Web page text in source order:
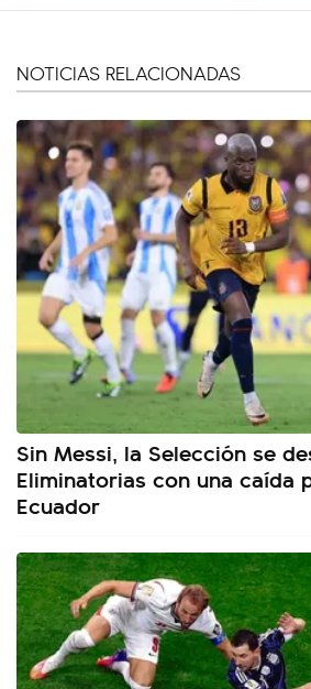
NOTICIAS RELACIONADAS
Sin Messi, la Selección se
Eliminatorias con una caída
Ecuador